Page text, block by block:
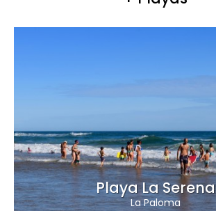
Playa La Serena
La Paloma